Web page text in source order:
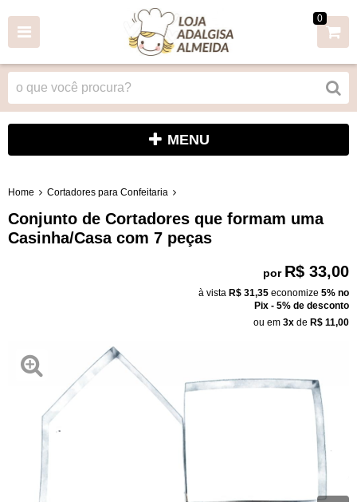
0
MENU
Home Cortadores para Confeitaria
Conjunto de Cortadores que formam uma
Casinha/Casa com 7 peças
por R$ 33,00
à vista R$ 31,35 economize 5% no
Pix - 5% de desconto
ou em 3x de R$ 11,00